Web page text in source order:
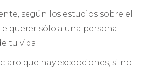
según los estudios sobre el
querer sólo a una persona
tu vida.
que hay excepciones, si no